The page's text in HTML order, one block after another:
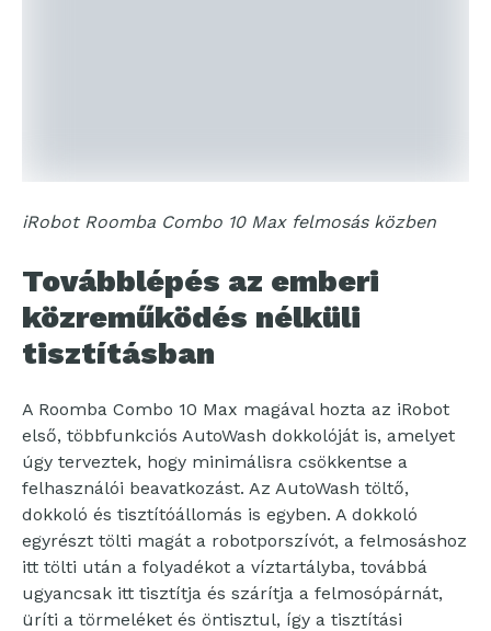
iRobot Roomba Combo 10 Max felmosás közben
Továbblépés az emberi
közreműködés nélküli
tisztításban
A Roomba Combo 10 Max magával hozta az iRobot
első, többfunkciós AutoWash dokkolóját is, amelyet
úgy terveztek, hogy minimálisra csökkentse a
felhasználói beavatkozást. Az AutoWash töltő,
dokkoló és tisztítóállomás is egyben. A dokkoló
egyrészt tölti magát a robotporszívót, a felmosáshoz
itt tölti után a folyadékot a víztartályba, továbbá
ugyancsak itt tisztítja és szárítja a felmosópárnát,
üríti a törmeléket és öntisztul, így a tisztítási